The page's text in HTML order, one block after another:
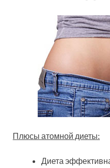
Плюсы атомной диеты:
Диета